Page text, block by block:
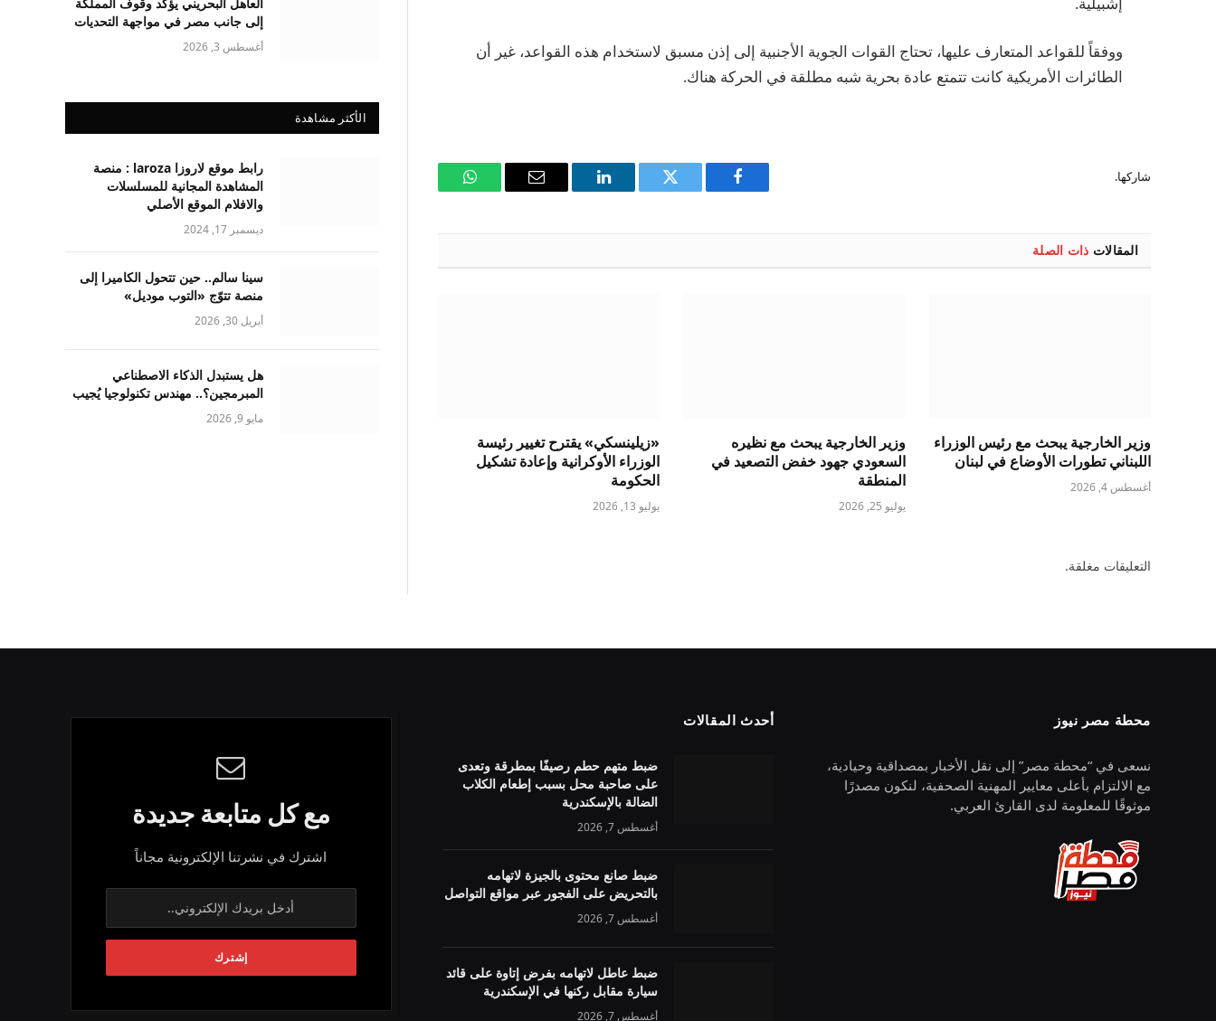
ووفقاً للقواعد المتعارف عليها، تحتاج القوات الجوية الأجنبية إلى إذن مسبق لاستخدام هذه القواعد، غير أن
الطائرات الأمريكية كانت تتمتع عادة بحرية شبه مطلقة في الحركة هناك.
شاركها.
فيسبوك
تويتر لينكدإن
البريد
واتساب
المقالات ذات الصلة
وزير الخارجية يبحث مع رئيس الوزراء
اللبناني تطورات الأوضاع في لبنان
أغسطس 4, 2026
وزير الخارجية يبحث مع نظيره
السعودي جهود خفض التصعيد في
المنطقة
يوليو 25, 2026
«زيلينسكي» يقترح تغيير رئيسة
الوزراء الأوكرانية وإعادة تشكيل
الحكومة
يوليو 13, 2026
التعليقات مغلقة.
إلى جانب مصر في مواجهة التحديات
أغسطس 3, 2026
الأكثر مشاهدة
رابط موقع لاروزا laroza : منصة
المشاهدة المجانية للمسلسلات
والافلام الموقع الأصلي
ديسمبر 17, 2024
سينا سالم.. حين تتحول الكاميرا إلى
منصة تتوّج «التوب موديل»
أبريل 30, 2026
هل يستبدل الذكاء الاصطناعي
المبرمجين؟.. مهندس تكنولوجيا يُجيب
مايو 9, 2026
محطة مصر نيوز
نسعى في “محطة مصر” إلى نقل الأخبار بمصداقية وحيادية،
مع الالتزام بأعلى معايير المهنية الصحفية، لنكون مصدرًا
موثوقًا للمعلومة لدى القارئ العربي.
أحدث المقالات
ضبط متهم حطم رصيفًا بمطرقة وتعدى
على صاحبة محل بسبب إطعام الكلاب
الضالة بالإسكندرية
أغسطس 7, 2026
ضبط صانع محتوى بالجيزة لاتهامه
بالتحريض على الفجور عبر مواقع التواصل
أغسطس 7, 2026
ضبط عاطل لاتهامه بفرض إتاوة على قائد
سيارة مقابل ركنها في الإسكندرية
أغسطس 7, 2026
مع كل متابعة جديدة
اشترك في نشرتنا الإلكترونية مجاناً